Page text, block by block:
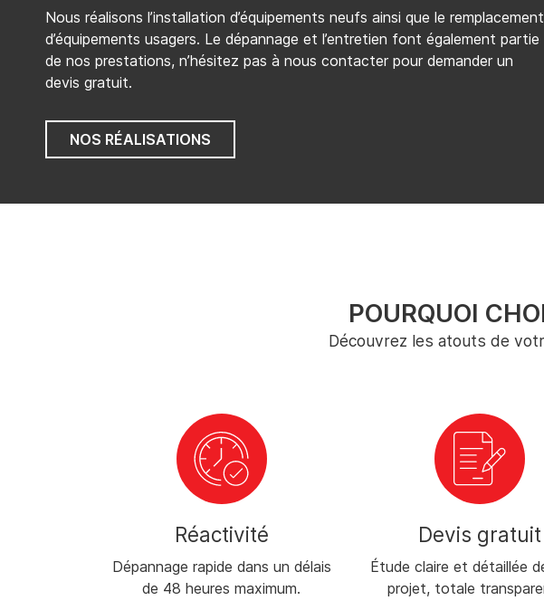
Nous réalisons l’installation d’équipements neufs ainsi que le remplacement
d’équipements usagers. Le dépannage et l’entretien font également partie
de nos prestations, n’hésitez pas à nous contacter pour demander un
devis gratuit.
NOS RÉALISATIONS
POURQUOI
Découvrez les atouts de
Réactivité
Dépannage rapide dans un délais
de 48 heures maximum.
Devis gratuit
Étude claire et détaillée
projet, totale